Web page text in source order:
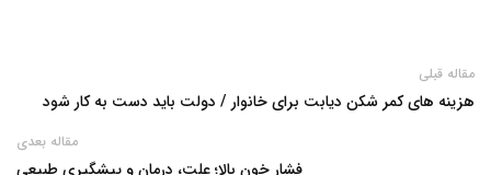
مقاله قبلی
هزینه های کمر شکن دیابت برای خانوار / دولت باید دست به کار شود
مقاله بعدی
فشار خون بالا؛ علت، درمان و پیشگیری طبیعی